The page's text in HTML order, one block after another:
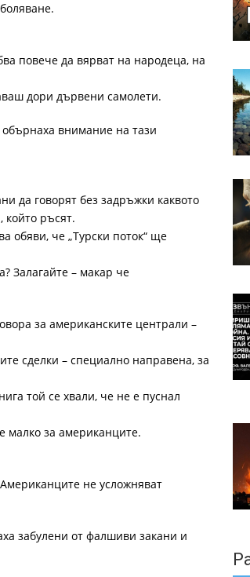
повече да вярват на народеца, на
дори дървени самолети.
внимание на тази
да говорят без задръжки каквото
ръсят.
обяви, че „Турски поток“ ще
Залагайте – макар че
за американските централи –
сделки – специално направена, за
той се хвали, че не е пуснал
малко за американците.
не усложняват
забулени от фалшиви закани и